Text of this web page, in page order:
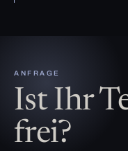
ANFRAGE
Ist Ihr
frei?